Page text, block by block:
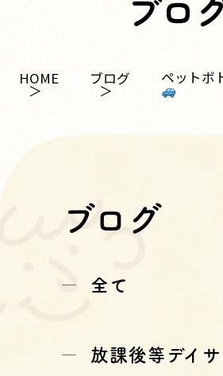
ブロ
HOME ブログ ペットボ
ブログ
全て
放課後等デイサ